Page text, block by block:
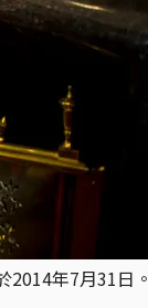
年7月31日。